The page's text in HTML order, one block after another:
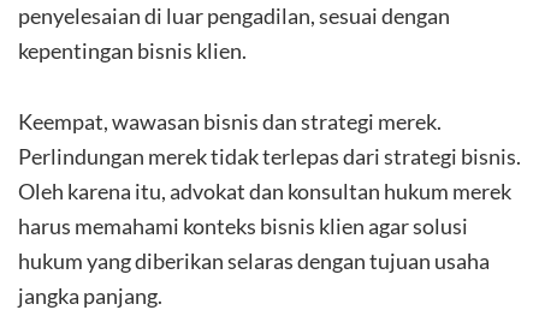
penyelesaian di luar pengadilan, sesuai dengan
kepentingan bisnis klien.
Keempat, wawasan bisnis dan strategi merek.
Perlindungan merek tidak terlepas dari strategi bisnis.
Oleh karena itu, advokat dan konsultan hukum merek
harus memahami konteks bisnis klien agar solusi
hukum yang diberikan selaras dengan tujuan usaha
jangka panjang.